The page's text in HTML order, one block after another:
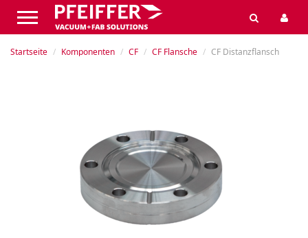
Startseite Komponenten CF CF Flansche CF Distanzflansch